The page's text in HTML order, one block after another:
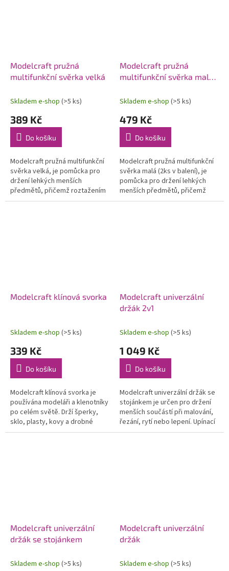
Modelcraft pružná
multifunkční svěrka velká
Skladem e-shop (>5 ks)
389 Kč
Do košíku
Modelcraft pružná multifunkční
svěrka velká, je pomůcka pro
držení lehkých menších
předmětů, přičemž roztažením
ramen lze nastavit rozměr i sílu
Modelcraft pružná
multifunkční svěrka malá
Skladem e-shop (>5 ks)
479 Kč
Do košíku
Modelcraft pružná multifunkční
svěrka malá (2ks v balení), je
pomůcka pro držení lehkých
menších předmětů, přičemž
roztažením ramen lze nastavit
Modelcraft klínová svorka
Skladem e-shop (>5 ks)
339 Kč
Do košíku
Modelcraft klínová svorka je
používána modeláři a klenotníky
po celém světě. Drží šperky,
sklo, plasty, kovy a drobné
součásti při malování, leštění,
Modelcraft univerzální
držák 2v1
Skladem e-shop (>5 ks)
1 049 Kč
Do košíku
Modelcraft univerzální držák se
stojánkem je určen pro držení
menších součástí při malování,
řezání, rytí nebo lepení. Upínací
hlava o průměru 50 mm může
Modelcraft univerzální
držák se stojánkem
Skladem e-shop (>5 ks)
Modelcraft univerzální
držák
Skladem e-shop (>5 ks)